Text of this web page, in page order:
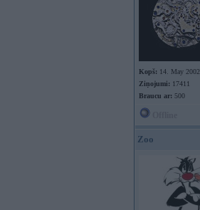
Kopš: 14. May 2002
Ziņojumi: 17411
Braucu ar: 500
Zoo